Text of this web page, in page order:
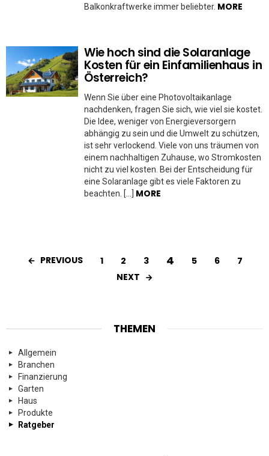
Balkonkraftwerke immer beliebter. MORE
Wie hoch sind die Solaranlage
Kosten für ein Einfamilienhaus in
Österreich?
Wenn Sie über eine Photovoltaikanlage
nachdenken, fragen Sie sich, wie viel sie kostet.
Die Idee, weniger von Energieversorgern
abhängig zu sein und die Umwelt zu schützen,
ist sehr verlockend. Viele von uns träumen von
einem nachhaltigen Zuhause, wo Stromkosten
nicht zu viel kosten. Bei der Entscheidung für
eine Solaranlage gibt es viele Faktoren zu
beachten. […] MORE
PREVIOUS 1 2 3 4 5 6
7
NEXT
THEMEN
Allgemein
Branchen
Finanzierung
Garten
Haus
Produkte
Ratgeber